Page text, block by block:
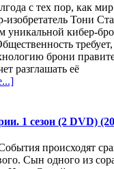
с тех пор, как мир
изобретатель Тони
уникальной кибер-
брони
разглашать её
1 сезон (2 DVD)
происходят
Сын одного из